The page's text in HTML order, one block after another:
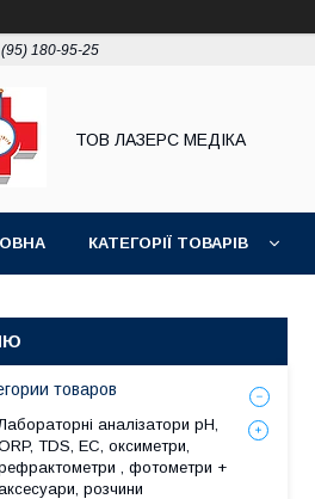
180-95-25
ТОВ ЛАЗЕРС МЕДІКА
КАТЕГОРІЇ ТОВАРІВ
товаров
аналізатори pH,
TDS, EC, оксиметри,
, фотометри +
розчини